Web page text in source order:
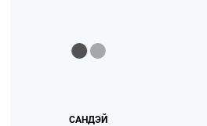
САНДЭЙ